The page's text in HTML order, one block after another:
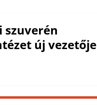
szuverén
új vezetője